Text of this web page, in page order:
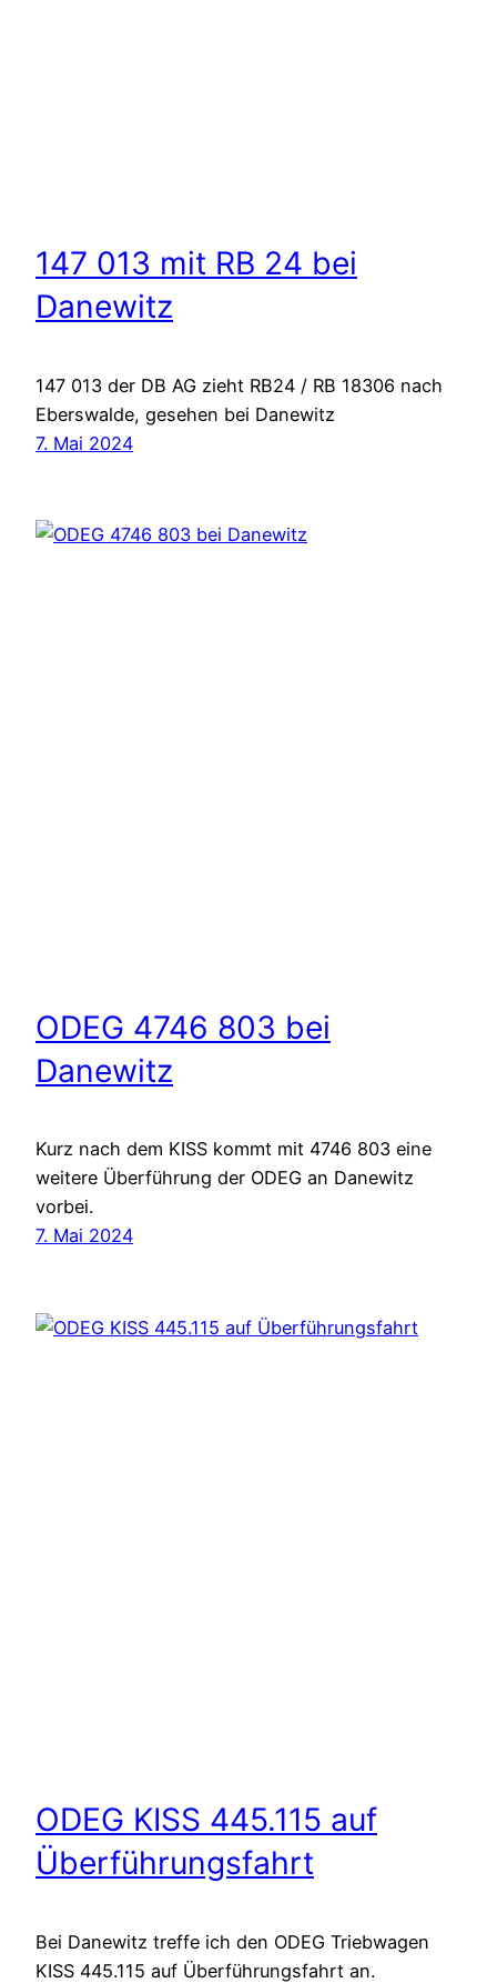
147 013 mit RB 24 bei
Danewitz
147 013 der DB AG zieht RB24 / RB 18306 nach
Eberswalde, gesehen bei Danewitz
7. Mai 2024
ODEG 4746 803 bei
Danewitz
Kurz nach dem KISS kommt mit 4746 803 eine
weitere Überführung der ODEG an Danewitz
vorbei.
7. Mai 2024
ODEG KISS 445.115 auf
Überführungsfahrt
Bei Danewitz treffe ich den ODEG Triebwagen
KISS 445.115 auf Überführungsfahrt an.